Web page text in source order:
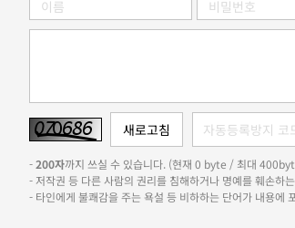
-200자까지 쓰실 수 있습니다. (현재 0 byte / 최대
- 저작권 등 다른 사람의 권리를 침해하거나 명예를 훼손하
- 타인에게 불쾌감을 주는 욕설 등 비하하는 단어가 내용에